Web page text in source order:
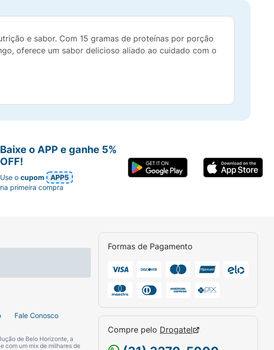
e sabor. Com 15 gramas de proteínas por porção
oferece um sabor delicioso aliado ao cuidado com o
Fale Conosco
de Belo Horizonte, a
com um mix de milhares de
Formas de Pagamento
Compre pelo Drogatel
Baixe o APP e ganhe 5%
OFF!
Use ocupom
APP5
na primeira compra